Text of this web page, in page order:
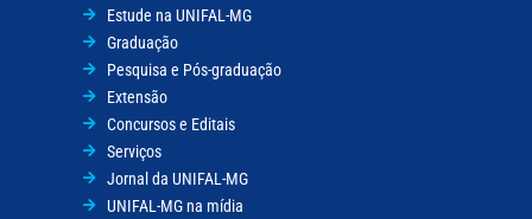
Estude na UNIFAL-MG
Graduação
Pesquisa e Pós-graduação
Extensão
Concursos e Editais
Serviços
Jornal da UNIFAL-MG
UNIFAL-MG na mídia